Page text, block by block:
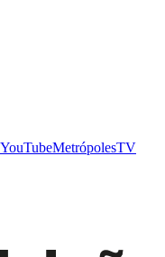
YouTubeMetrópolesTV